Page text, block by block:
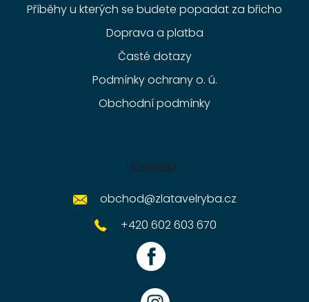
Příběhy u kterých se budete popadat za břicho
Doprava a platba
Časté dotazy
Podmínky ochrany o. ú.
Obchodní podmínky
Kontakt
obchod@zlatavelryba.cz
+420 602 603 670